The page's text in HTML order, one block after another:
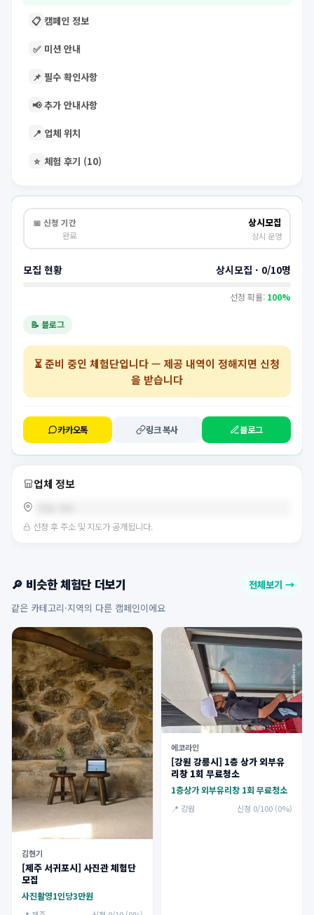
📋 캠페인 정보
✅ 미션 안내
📌 필수 확인사항
📢 추가 안내사항
📍 업체 위치
⭐ 체험 후기 (10)
📅 신청 기간
완료
상시모집
상시 운영
모집 현황 상시모집 · 0/10명
선정 확률: 100%
📝 블로그
⏳준비 중인 체험단입니다 — 제공 내역이 정해지면 신청
을 받습니다
카카오톡 링크 복사 블로그
업체 정보
선정 후 주소 및 지도가 공개됩니다.
🔎 비슷한 체험단 더보기 전체보기 →
같은 카테고리·지역의 다른 캠페인이에요
김현기
[제주 서귀포시] 사진관 체험단
모집
사진촬영1인당3만원
에코라인
[강원 강릉시] 1층 상가 외부유
리창 1회 무료청소
1층상가 외부유리창 1회 무료청소
📍 강원 신청 0/100 (0%)